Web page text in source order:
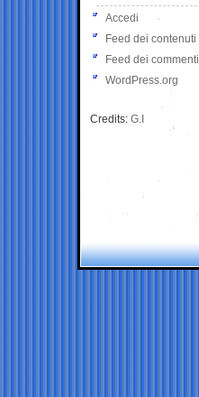
Accedi
Feed dei contenuti
Feed dei commenti
WordPress.org
Credits: G.I